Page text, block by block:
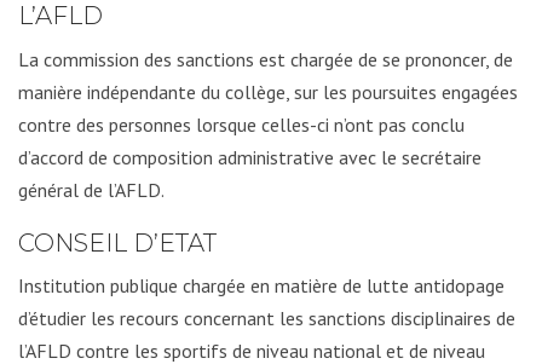
L’AFLD
La commission des sanctions est chargée de se prononcer, de
manière indépendante du collège, sur les poursuites engagées
contre des personnes lorsque celles-ci n’ont pas conclu
d’accord de composition administrative avec le secrétaire
général de l’AFLD.
CONSEIL D’ETAT
Institution publique chargée en matière de lutte antidopage
d’étudier les recours concernant les sanctions disciplinaires de
l’AFLD contre les sportifs de niveau national et de niveau